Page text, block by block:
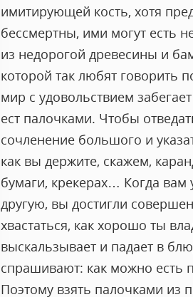
имитирующей кость, хотя
бессмертны, ими могут есть
из недорогой древесины и
которой так любят говорить
мир с удовольствием
ест палочками. Чтобы
сочленение большого и
как вы держите, скажем,
бумаги, крекерах… Когда вам
другую, вы достигли
хвастаться, как хорошо ты
выскальзывает и падает в
спрашивают: как можно есть
Поэтому взять палочками из